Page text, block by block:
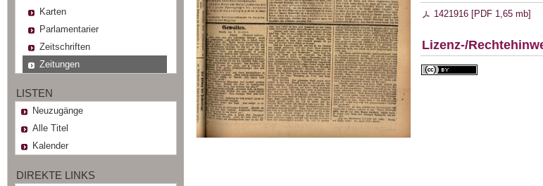
Karten
Parlamentarier
Zeitschriften
Zeitungen
LISTEN
Neuzugänge
Alle Titel
Kalender
DIREKTE LINKS
1421916 [PDF 1,65 mb]
Lizenz-/